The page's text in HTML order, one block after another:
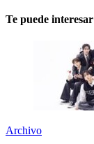
Te puede interesar
Archivo